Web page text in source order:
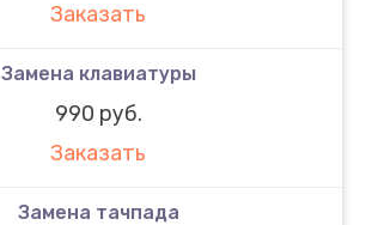
Заказать
Замена клавиатуры
990 руб.
Заказать
Замена тачпада